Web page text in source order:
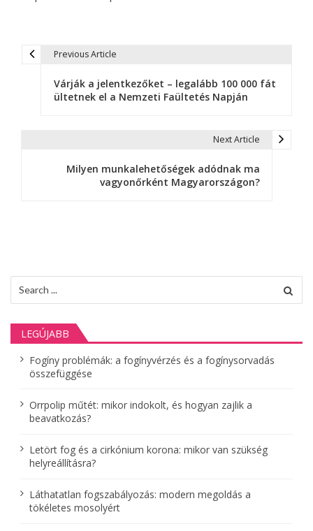
n
a
v
i
á
c
ó
Previous Article
Várják a jelentkezőket – legalább 100 000 fát
ültetnek el a Nemzeti Faültetés Napján
Next Article
Milyen munkalehetőségek adódnak ma
vagyonőrként Magyarországon?
for:
LEGÚJABB
Fogíny problémák: a fogínyvérzés és a fogínysorvadás
összefüggése
Orrpolip műtét: mikor indokolt, és hogyan zajlik a
beavatkozás?
Letört fog és a cirkónium korona: mikor van szükség
helyreállításra?
Láthatatlan fogszabályozás: modern megoldás a
tökéletes mosolyért